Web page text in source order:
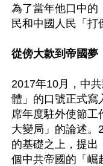
為了當年他口中的
民和中國人民「打
從傍大款到帝國夢
2017年10月，中
體」的口號正式寫
席年度駐外使節工
大變局」的論述。
的基礎之上，提出
個中共帝國的「崛